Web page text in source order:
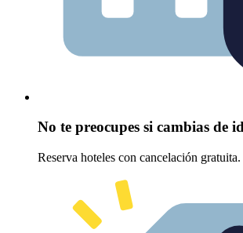
No te preocupes si cambias de
Reserva hoteles con cancelación gratuita.